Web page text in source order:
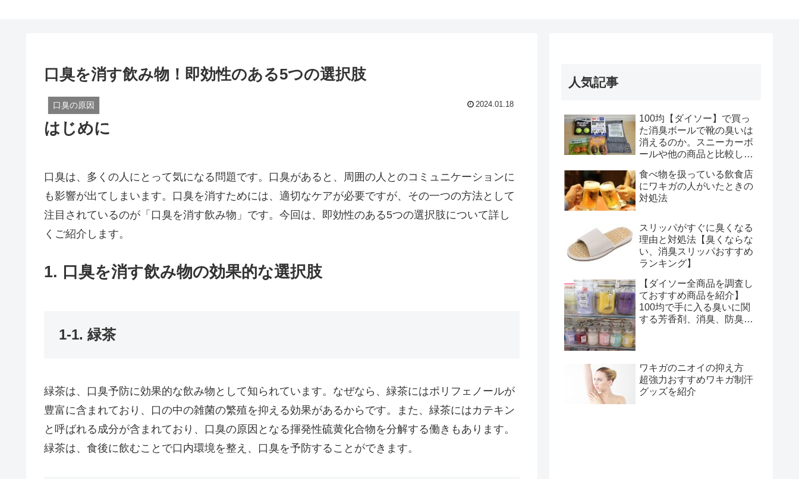
口臭を消す飲み物！即効性のある5つの選択肢
口臭の原因 2024.01.18
はじめに
口臭は、多くの人にとって気になる問題です。口臭があると、周囲の人とのコミュニケーションに
も影響が出てしまいます。口臭を消すためには、適切なケアが必要ですが、その一つの方法として
注目されているのが「口臭を消す飲み物」です。今回は、即効性のある5つの選択肢について詳し
くご紹介します。
1. 口臭を消す飲み物の効果的な選択肢
1-1. 緑茶
緑茶は、口臭予防に効果的な飲み物として知られています。なぜなら、緑茶にはポリフェノールが
豊富に含まれており、口の中の雑菌の繁殖を抑える効果があるからです。また、緑茶にはカテキン
と呼ばれる成分が含まれており、口臭の原因となる揮発性硫黄化合物を分解する働きもあります。
緑茶は、食後に飲むことで口内環境を整え、口臭を予防することができます。
人気記事
100均【ダイソー】で買っ
た消臭ボールで靴の臭いは
消えるのか。スニーカーボ
ールや他の商品と比較して
グ付)
食べ物を扱っている飲食店
にワキガの人がいたときの
対処法
スリッパがすぐに臭くなる
理由と対処法【臭くならな
い、消臭スリッパおすすめ
ランキング】
【ダイソー全商品を調査し
ておすすめ商品を紹介】
100均で手に入る臭いに関
する芳香剤、消臭、防臭グ
ワキガのニオイの抑え方
超強力おすすめワキガ制汗
グッズを紹介